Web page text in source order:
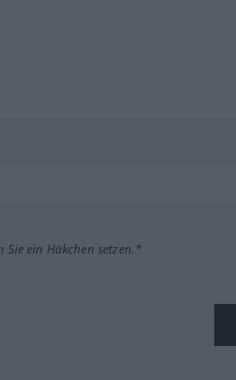
Sie ein Häkchen setzen.*